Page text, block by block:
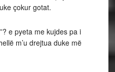
çokur gotat.
e pyeta me kujdes pa i
m’u drejtua duke më